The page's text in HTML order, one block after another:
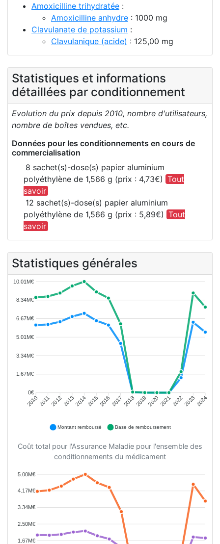
Amoxicilline trihydratée :
Amoxicilline anhydre : 1000 mg
Clavulanate de potassium :
Clavulanique (acide) : 125,00 mg
Statistiques et informations
détaillées par conditionnement
Evolution du prix depuis 2010, nombre d'utilisateurs,
nombre de boîtes vendues, etc.
Données pour les conditionnements en cours de
commercialisation
8 sachet(s)-dose(s) papier aluminium
polyéthylène de 1,566 g (prix : 4,73€) Tout
savoir
12 sachet(s)-dose(s) papier aluminium
polyéthylène de 1,566 g (prix : 5,89€) Tout
savoir
Statistiques générales
10.01M€
8.34M€
6.67M€
5.01M€
3.34M€
1.67M€
0€
20102011201220132014201520162017 2018201920202021202220232024
Montant remboursé Base de remboursement
Coût total pour l'Assurance Maladie pour l'ensemble des
conditionnements du médicament
5.00M€
4.17M€
3.34M€
2.50M€
1.67M€